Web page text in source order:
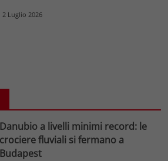
2 Luglio 2026
Danubio a livelli minimi record: le
crociere fluviali si fermano a
Budapest